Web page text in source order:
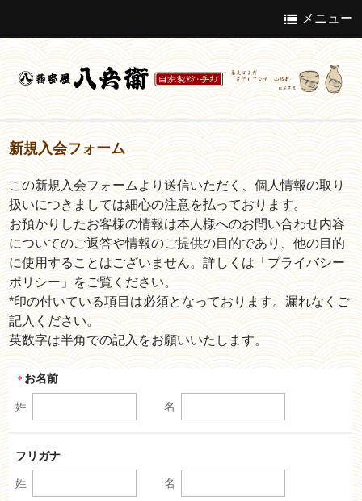
メニュー
こだわり
店舗案内
おしながき
店内写真
ギャラリー
新規入会フォーム
この新規入会フォームより送信いただく、個人情報の取り
扱いにつきましては細心の注意を払っております。
お預かりしたお客様の情報は本人様へのお問い合わせ内容
についてのご返答や情報のご提供の目的であり、他の目的
に使用することはございません。詳しくは「プライバシー
ポリシー」をご覧ください。
*印の付いている項目は必須となっております。漏れなくご
記入ください。
英数字は半角での記入をお願いいたします。
＊ お名前
姓 名
フリガナ
姓 名